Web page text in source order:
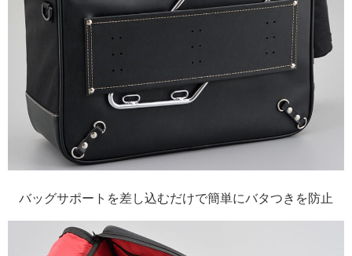
バッグサポートを差し込むだけで簡単にバタつきを防止